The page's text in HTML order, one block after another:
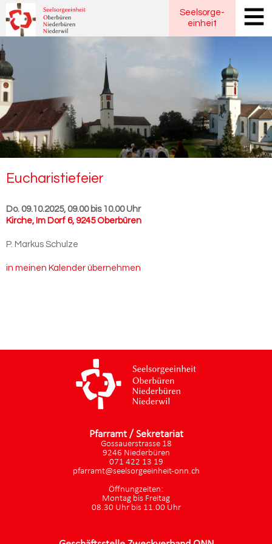
Seelsorge-
einheit
Eu­cha­ris­tie­fei­er
Do. 09.10.2025, 09.00 bis 10.00 Uhr
Kirche, Im Dorf 6, 9245 Oberbüren
P. Markus Schulze
in meinen Kalender übernehmen
Pfarramt / Sekretariat
Gossauerstrasse 18
9246 Niederbüren
071 422 13 19
pfarramt@seelsorgeeinheit-onn.ch
Öffnungzeiten:
Montag bis Freitag
08.30 Uhr bis 11.00 Uhr